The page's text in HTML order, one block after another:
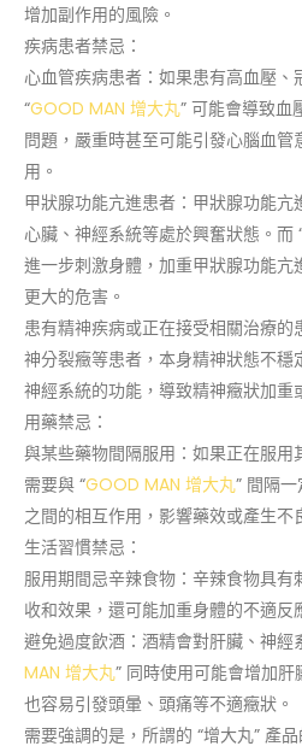
增加副作用的風險。
疾病患者禁忌：
心血管疾病患者：如果患有高血壓、
“GOOD MAN 增大丸” 可能會導致血
問題，嚴重時甚至可能引發心腦血
用。
甲狀腺功能亢進患者：甲狀腺功能亢
心臟、神經系統等處於興奮狀態。而
進一步刺激身體，加重甲狀腺功能
更大的危害。
患有精神疾病或正在接受相關治療
神分裂癥等患者，本身精神狀態不
神經系統的功能，導致精神癥狀加重
用藥禁忌：
與某些藥物間隔服用：如果正在服用
需要與 “GOOD MAN 增大丸” 間隔
之間的相互作用，影響藥效或產生不
生活習慣禁忌：
服用期間忌辛辣食物：辛辣食物具
收和效果，還可能加重身體的不適反
避免過度飲酒：酒精會對肝臟、神經
MAN 增大丸” 同時使用可能會增加肝
也容易引發頭暈、頭痛等不適癥狀。
需要強調的是，所謂的 “增大丸” 產